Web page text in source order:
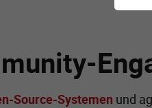
Source-Systemen und